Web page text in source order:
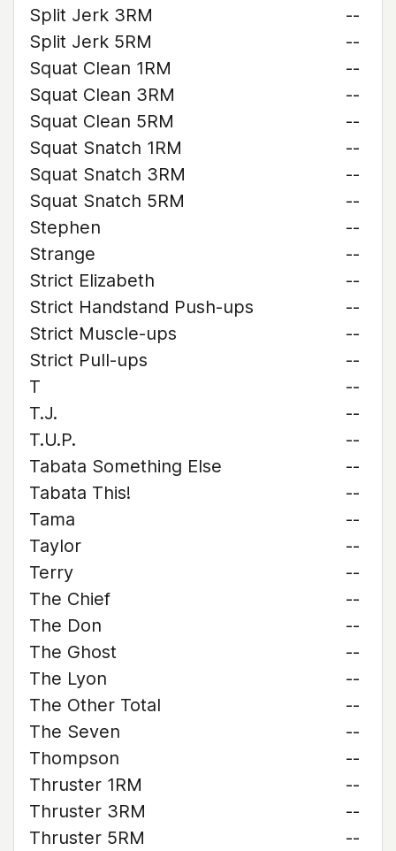
Split Jerk 3RM
--
Split Jerk 5RM
--
Squat Clean 1RM
--
Squat Clean 3RM
--
Squat Clean 5RM
--
Squat Snatch 1RM
--
Squat Snatch 3RM
--
Squat Snatch 5RM
--
Stephen
--
Strange
--
Strict Elizabeth
--
Strict Handstand Push-ups
--
Strict Muscle-ups
--
Strict Pull-ups
--
T
--
T.J.
--
T.U.P.
--
Tabata Something Else
--
Tabata This!
--
Tama
--
Taylor
--
Terry
--
The Chief
--
The Don
--
The Ghost
--
The Lyon
--
The Other Total
--
The Seven
--
Thompson
--
Thruster 1RM
--
Thruster 3RM
--
Thruster 5RM
--